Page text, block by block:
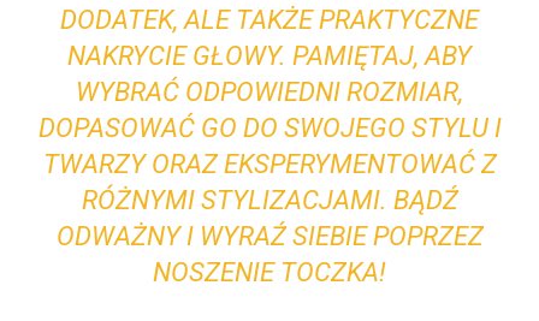
DODATEK, ALE TAKŻE PRAKTYCZNE
NAKRYCIE GŁOWY. PAMIĘTAJ, ABY
WYBRAĆ ODPOWIEDNI ROZMIAR,
DOPASOWAĆ GO DO SWOJEGO STYLU I
TWARZY ORAZ EKSPERYMENTOWAĆ Z
RÓŻNYMI STYLIZACJAMI. BĄDŹ
ODWAŻNY I WYRAŹ SIEBIE POPRZEZ
NOSZENIE TOCZKA!